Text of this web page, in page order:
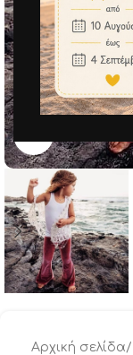
Αρχική σελίδα/